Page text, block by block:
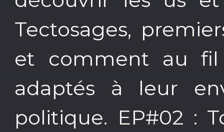
Tectosages,
et comment au fil
adaptés à leur
politique. EP#02 :